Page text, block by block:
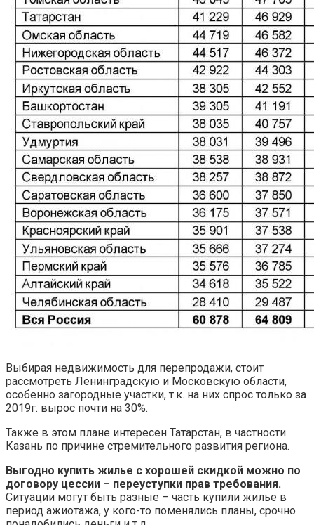
Выбирая недвижимость для перепродажи, стоит
рассмотреть Ленинградскую и Московскую области,
особенно загородные участки, т.к. на них спрос только за
2019г. вырос почти на 30%.
Также в этом плане интересен Татарстан, в частности
Казань по причине стремительного развития региона.
Выгодно купить жилье с хорошей скидкой можно по
договору цессии – переуступки прав требования.
Ситуации могут быть разные – часть купили жилье в
период ажиотажа, у кого-то поменялись планы, срочно